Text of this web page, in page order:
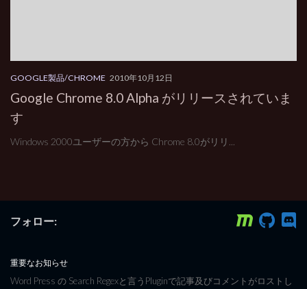
GOOGLE製品/CHROME 2010年10月12日
Google Chrome 8.0 Alpha がリリースされていま
す
Windows 2000ユーザーの方から Chrome 8.0がリリ...
フォロー:
重要なお知らせ
Word Press の Search Regexと言うPluginで記事及びコメントがロストし